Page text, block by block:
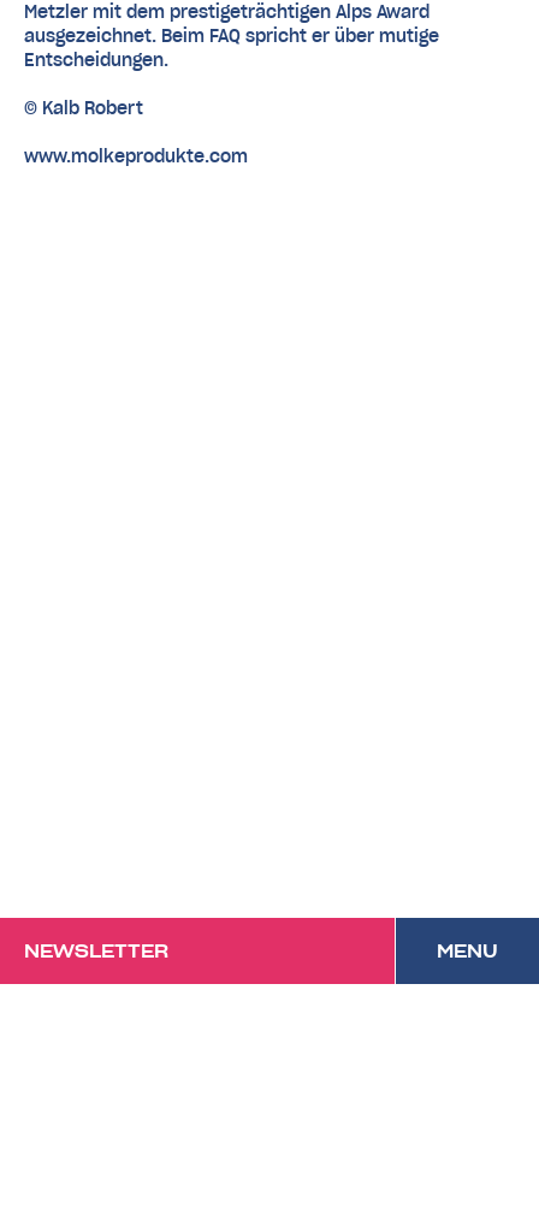
NEWSLETTER MENU
Metzler mit dem prestigeträchtigen Alps Award
ausgezeichnet. Beim FAQ spricht er über mutige
Entscheidungen.
© Kalb Robert
www.molkeprodukte.com